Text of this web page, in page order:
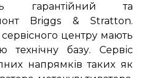
гарантійний та
Briggs & Stratton.
центру мають
базу. Сервіс
напрямків таких як